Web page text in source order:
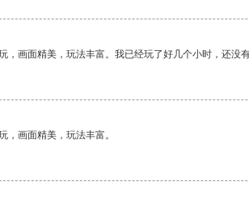
，画面精美，玩法丰富。我已经玩了好几个小时，还没
，画面精美，玩法丰富。